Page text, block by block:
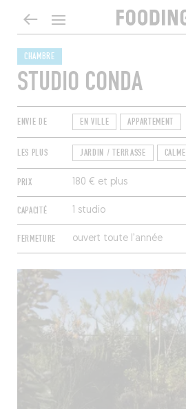
CHAMBRE
STUDIO CONDA
ENVIE DE EN VILLE APPARTEMENT
LES PLUS JARDIN / TERRASSE CALME
PRIX 180 € et plus
CAPACITÉ 1 studio
FERMETURE ouvert toute l’année